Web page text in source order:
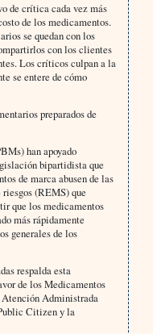
de crítica cada vez más
de los medicamentos.
se quedan con los
con los clientes
Los críticos culpan a la
se entere de cómo
preparados de
han apoyado
bipartidista que
de marca abusen de las
(REMS) que
que los medicamentos
más rápidamente
generales de los
respalda esta
de los Medicamentos
Administrada
Citizen y la